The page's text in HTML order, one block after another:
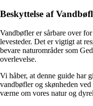
Beskyttelse af
Vandbøfler er sårbare over
levesteder. Det er vigtigt at
bevare naturområder som
overlevelse.
Vi håber, at denne guide har
vandbøfler og skønheden
værne om vores natur og